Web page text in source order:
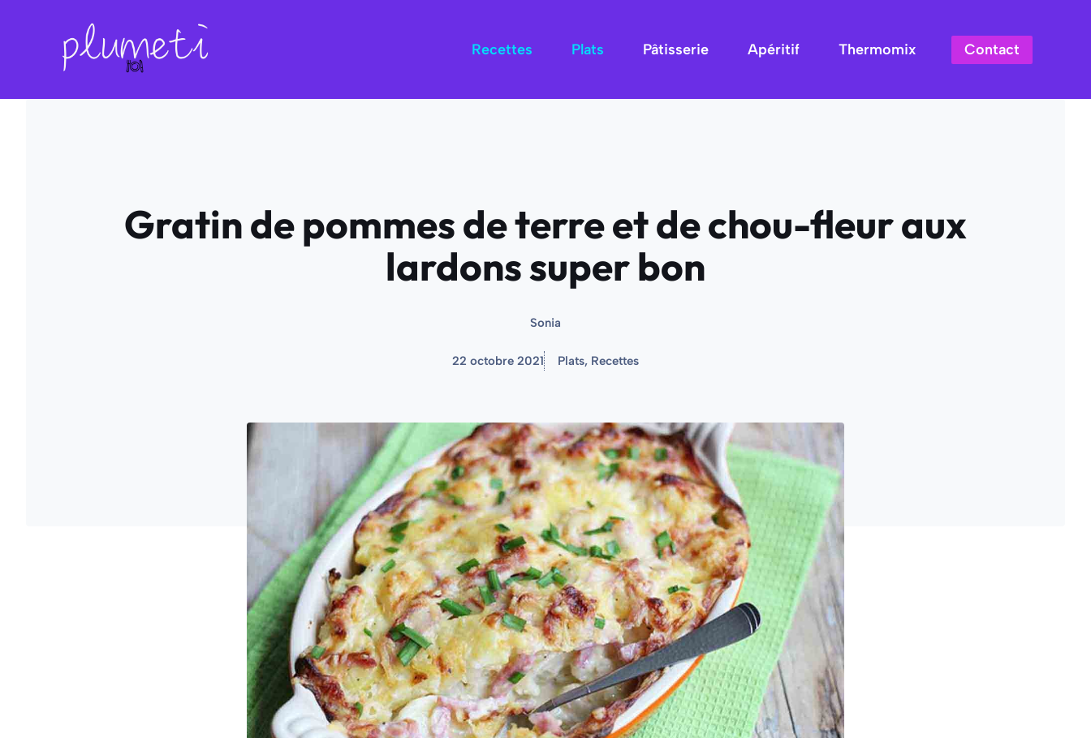
Recettes Plats Pâtisserie Apéritif Thermomix Contact
Gratin de pommes de terre et de chou-fleur aux
lardons super bon
Sonia
22 octobre 2021 Plats, Recettes